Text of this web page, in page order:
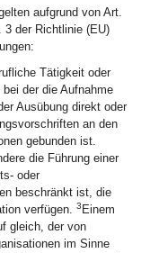
aufgrund von Art.
3 der Richtlinie (EU)
Tätigkeit oder
der die Aufnahme
Ausübung direkt oder
an den
gebunden ist.
die Führung einer
oder
beschränkt ist, die
verfügen. 3 Einem
gleich, der von
im Sinne